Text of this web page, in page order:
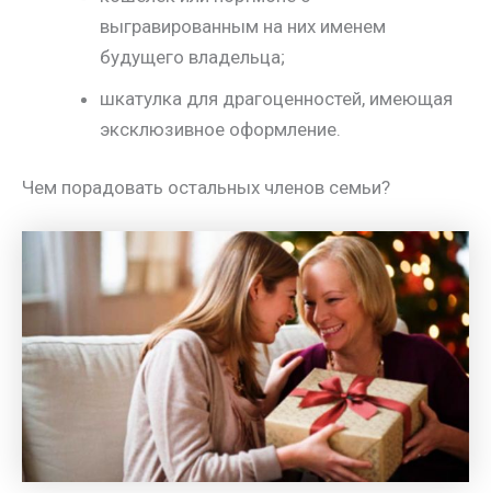
выгравированным на них именем
будущего владельца;
шкатулка для драгоценностей, имеющая
эксклюзивное оформление.
Чем порадовать остальных членов семьи?